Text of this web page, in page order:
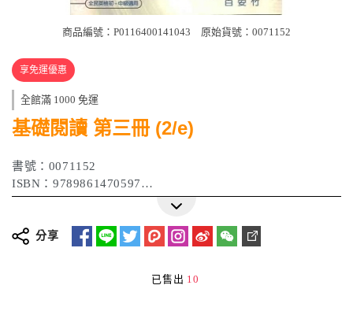
商品編號：P0116400141043 原始貨號：0071152
享免運優惠
全館滿 1000 免運
基礎閱讀 第三冊 (2/e)
書號：0071152
ISBN：9789861470597
作者：白安竹
分享
已售出 10